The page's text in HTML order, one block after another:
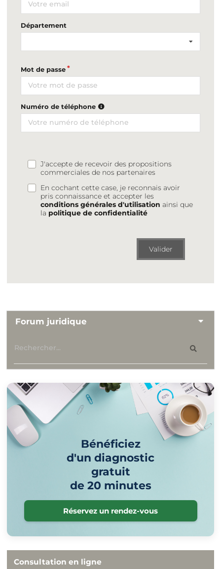
Département
Mot de passe
Numéro de téléphone
J'accepte de recevoir des propositions
commerciales de nos partenaires
En cochant cette case, je reconnais avoir
pris connaissance et accepter les
conditions générales d'utilisation ainsi que
la politique de confidentialité
Valider
Forum juridique
Bénéficiez
d'un diagnostic
gratuit
de 20 minutes
Réservez un rendez-vous
Consultation en ligne